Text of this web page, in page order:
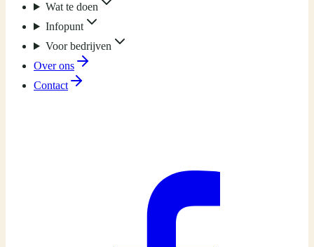
Wat te doen
Infopunt
Voor bedrijven
Over ons
Contact